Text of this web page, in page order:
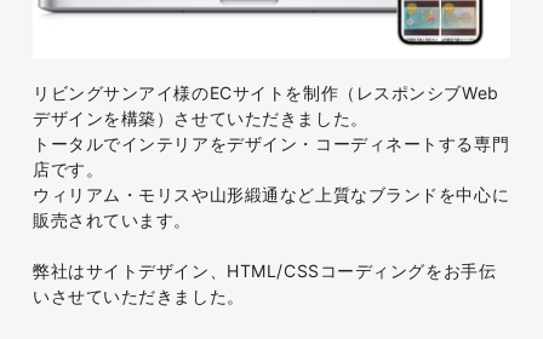
株式会社三共様 会社案内パン
フレット
印刷物
#産業廃棄物処理業
#イラスト
#エコ・環境
んぬいぐるみ
イラスト・キャラクター
#イラスト
#エコ・環境
#ぬいぐるみ
リビングサンアイ様のECサイトを制作（レスポンシブWeb
デザインを構築）させていただきました。
トータルでインテリアをデザイン・コーディネートする専門
店です。
ウィリアム・モリスや山形緞通など上質なブランドを中心に
販売されています。
弊社はサイトデザイン、HTML/CSSコーディングをお手伝
いさせていただきました。